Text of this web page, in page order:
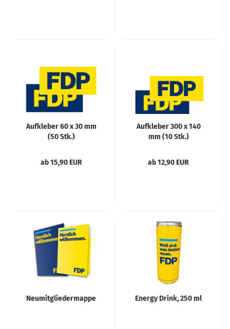
Aufkleber 60 x 30 mm
(50 Stk.)
ab 15,90 EUR
Aufkleber 300 x 140
mm (10 Stk.)
ab 12,90 EUR
Neumitgliedermappe Energy Drink, 250 ml